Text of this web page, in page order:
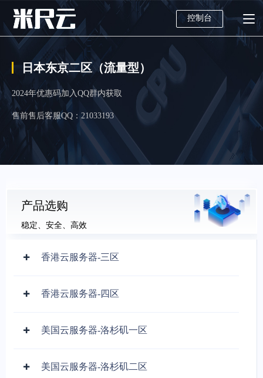
控制台
日本东京二区（流量型）
2024年优惠码加入QQ群内获取
售前售后客服QQ：21033193
产品选购
稳定、安全、高效
香港云服务器-三区
香港云服务器-四区
美国云服务器-洛杉矶一区
美国云服务器-洛杉矶二区